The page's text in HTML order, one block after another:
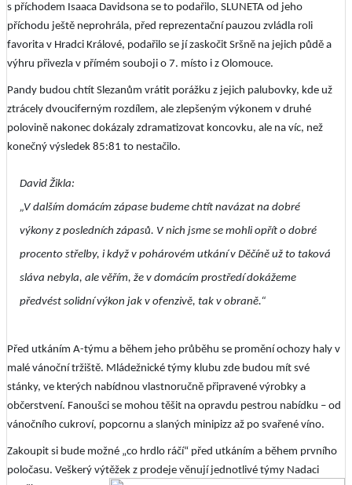
s příchodem Isaaca Davidsona se to podařilo, SLUNETA od jeho
příchodu ještě neprohrála, před reprezentační pauzou zvládla roli
favorita v Hradci Králové, podařilo se jí zaskočit Sršně na jejich půdě a
výhru přivezla v přímém souboji o 7. místo i z Olomouce.
Pandy budou chtít Slezanům vrátit porážku z jejich palubovky, kde už
ztrácely dvouciferným rozdílem, ale zlepšeným výkonem v druhé
polovině nakonec dokázaly zdramatizovat koncovku, ale na víc, než
konečný výsledek 85:81 to nestačilo.
David Žikla:
„V dalším domácím zápase budeme chtít navázat na dobré
výkony z posledních zápasů. V nich jsme se mohli opřít o dobré
procento střelby, i když v pohárovém utkání v Děčíně už to taková
sláva nebyla, ale věřím, že v domácím prostředí dokážeme
předvést solidní výkon jak v ofenzivě, tak v obraně.“
Před utkáním A-týmu a během jeho průběhu se promění ochozy haly v
malé vánoční tržiště. Mládežnické týmy klubu zde budou mít své
stánky, ve kterých nabídnou vlastnoručně připravené výrobky a
občerstvení. Fanoušci se mohou těšit na opravdu pestrou nabídku – od
vánočního cukroví, popcornu a slaných minipizz až po svařené víno.
Zakoupit si bude možné „co hrdlo ráčí“ před utkáním a během prvního
poločasu. Veškerý výtěžek z prodeje věnují jednotlivé týmy Nadaci